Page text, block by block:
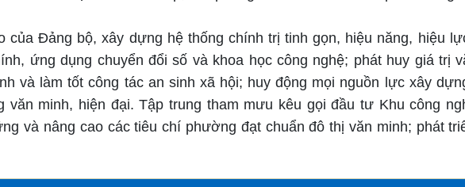
của Đảng bộ, xây dựng hệ thống chính trị tinh gọn, hiệu năng, hiệu
ứng dụng chuyển đổi số và khoa học công nghệ; phát huy giá trị
và làm tốt công tác an sinh xã hội; huy động mọi nguồn lực xây
văn minh, hiện đại.Tập trung tham mưu kêu gọi đầu tư Khu công
và nâng cao các tiêu chí phường đạt chuẩn đô thị văn minh; phát